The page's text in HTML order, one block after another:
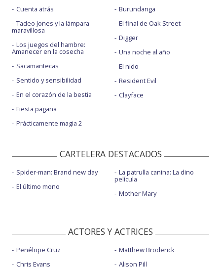
Cuenta atrás
Tadeo Jones y la lámpara
maravillosa
Los juegos del hambre:
Amanecer en la cosecha
Sacamantecas
Sentido y sensibilidad
En el corazón de la bestia
Fiesta pagäna
Prácticamente magia 2
Burundanga
El final de Oak Street
Digger
Una noche al año
El nido
Resident Evil
Clayface
CARTELERA DESTACADOS
Spider-man: Brand new day
El último mono
La patrulla canina: La dino
película
Mother Mary
ACTORES Y ACTRICES
Penélope Cruz
Chris Evans
Matthew Broderick
Alison Pill